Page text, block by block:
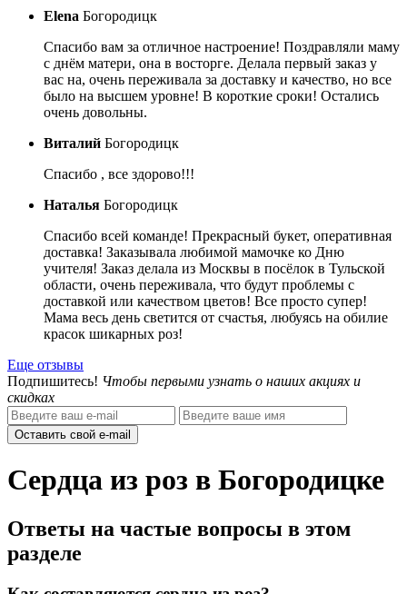
Elena Богородицк
Спасибо вам за отличное настроение! Поздравляли маму
с днём матери, она в восторге. Делала первый заказ у
вас на, очень переживала за доставку и качество, но все
было на высшем уровне! В короткие сроки! Остались
очень довольны.
Виталий Богородицк
Спасибо , все здорово!!!
Наталья Богородицк
Спасибо всей команде! Прекрасный букет, оперативная
доставка! Заказывала любимой мамочке ко Дню
учителя! Заказ делала из Москвы в посёлок в Тульской
области, очень переживала, что будут проблемы с
доставкой или качеством цветов! Все просто супер!
Мама весь день светится от счастья, любуясь на обилие
красок шикарных роз!
Еще отзывы
Подпишитесь! Чтобы первыми узнать о наших акциях и
скидках
Оставить свой e-mail
Сердца из роз в Богородицке
Ответы на частые вопросы в этом
разделе